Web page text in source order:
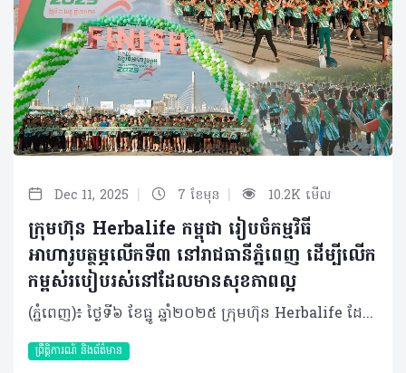
Dec 11, 2025 | 7 ខែមុន | 10.2K មើល
ក្រុមហ៊ុន Herbalife កម្ពុជា រៀបចំកម្មវិធី
អាហារូបត្ថម្ភលើកទី៣ នៅរាជធានីភ្នំពេញ ដើម្បីលើក
កម្ពស់របៀបរស់នៅដែលមានសុខភាពល្អ
(ភ្នំពេញ)៖ ថ្ងៃទី៦ ខែធ្នូ ឆ្នាំ២០២៥ ក្រុមហ៊ុន Herbalife ដែលជាក្រុមហ៊ុនសហគមន៍ និងវេទិកាភ្ជាប់ទំនាក់ទំនង លំដាប់ថ្នាក់ពិភពលោក ផ្នែកសុខភាព និងសុខុមាលភាព បានរៀបចំ កម្មវិធីអាហារូបត្ថម្ភលើកទី៣នៅលើទឹកដីកោះនរា រាជធានីភ្នំពេញ។ គំនិតផ្តួចផ្តើមនៃកម្មវិធីនេះ មានគោលបំណងបំពាក់បំប៉ន និងពង្រឹងនូវចំណេះដឹងចាំបាច់អំពីអាហារូបត្ថម្ភ និងតួនាទីដ៏សំខាន់របស់វាក្នុងសុខភាពទូទៅ និងសុខុមាលភាពប្រចាំថ្ងៃក៏ដូចជាចូលរួមលើកទឹកចិត្តឱ្យមានការទទួលយកនូវទម្លាប់រស់នៅដែលមានសុខភាពល្អ និងសកម្មផងដែរ។ កម្មវិធីអាហារូបត្ថម្ភលើកទី៣ នៅរាជធានីភ្នំពេញ បានទាក់ទាញអ្នកចូលរួមរាប់រយនាក់ ដែលក្នុងចំណោមពួកគេជាច្រើននាក់មានឱកាសទទួលបានការណែនាំអំពីអាហារូបត្ថម្ភ និងកាយសម្បទាផ្ទាល់ខ្លួនពីអ្នកជំនាញសុខភាព និងអាហារូបត្ថម្ភកំពូលៗ ក៏ដូចជាទទួលបានការប្រឹក្សាយោបល់ជាមួយគ្រូពេទ្យជំនាញដោយឥតគិតថ្លៃផងដែរ។ នៅក្នុងព្រឹត្តិការណ៍នេះ ក៏មានរួមបញ្ចូលនូវសកម្មភាពកំសាន្តសប្បាយៗជាច្រើនទៀតផងដែរ ដែលរួមមាន ការរត់លេងកម្សាន្ត 5K (5K Fun Run), ការទទួលទានអាហារក្រឡុកដោយឥតគិតថ្លៃ, ការរាំ Zumba, Experience Pass(បាល់ទាត់ខ្នាតតូច, បាល់ទាត់លើតុ, វាយសី, កីឡាបាល់បោះ), មាតិកាចែករំលែកអំពីសុខភាព (Doctor Talk) ដោយ លោកវេជ្ជបណ្ឌិត និត ប៊ុនតុងយី, ការពិគ្រោះយោបល់សុខភាពដោយឥតគិតថ្លៃពីវេជ្ជបណ្ឌិតមកពីមន្ទីរពេទ្យសកល និង ការ៉េម F1 ដែលធ្វើពីផលិតផល Formula 1 របស់យើងផ្ទាល់តែម្តង។ លើសពីនេះទៅទៀត ស្តង់បង្ហាញរបស់ក្រុមហ៊ុន Herbalife កម្ពុជា នៅក្នុងព្រឹត្តិការណ៍នេះបានជម្រុញការពិភាក្សា និងសកម្មភាពដែលផ្តោតលើសុខភាព និងអាហារូបត្ថម្ភ ដោយបានទាក់ទាញអ្នកចូលរួមយ៉ាងច្រើនកុះករ។ លោក Vu Van Thang ប្រធានចាត់ការទូទៅក្រុមហ៊ុន Herbalife ប្រចាំប្រទេសវៀតណាម និងកម្ពុជា បានថ្លែងថា៖ «យើងពិតជារីករាយខ្លាំងណាស់ដែលកម្មវិធីអាហារូបត្ថម្ភនៅរាជធានីភ្នំពេញបន្តទទួលបានការគាំទ្រយ៉ាងខ្លាំងពីសាធារណជន។ គំនិតផ្តួចផ្តើមនេះគឺជាសក្ខីភាពមួយទៀតចំពោះការប្តេជ្ញាចិត្តមិនរាថយរបស់យើងក្នុងការលើកកម្ពស់ស្មារតី សុខភាព និងសុខុមាលភាព និងសហគមន៍នៅក្នុងប្រទេសកម្ពុជា តាមរយៈការលើកទឹកចិត្តសាធារណជនឱ្យទទួលយកនូវរបៀបរស់នៅដែលមានសុខភាពល្អ និងសកម្ម។ ពួកយើងក៏មានមោទកភាពយ៉ាងរីករាយផងដែរ ដែលអ្នកចែកចាយឯករាជ្យ និងបុគ្គលិកទាំងអស់របស់យើងបានចូលរួមខ្នះខ្នែងយ៉ាងសកម្មនៅក្នុងព្រឹត្តិការណ៍នេះ»។ កម្មវិធីអាហារូបត្ថម្ភរបស់ក្រុមហ៊ុន Herbalife ត្រូវបានរៀបចំឡើងជាលើកដំបូងនៅក្នុងឆ្នាំ ២០២៣ ហើយក៏បានក្លាយជាព្រឹត្តិការណ៍សុខភាពសាធារណៈប្រចាំឆ្នាំមួយនៅក្នុងរាជធានីភ្នំពេញ ដែលទាក់ទាញការចូលរួមពីមនុស្សរាប់រយនាក់ទូទាំងប្រទេស។ អំពីក្រុមហ៊ុន Herbalife ក្រុមហ៊ុន Herbalife (NYSE: HLF) គឺជាក្រុមហ៊ុនសុខភាព និងសុខុមាលភាពឈានមុខគេ និងជាសហគមន៍ដែលកំពុងផ្លាស់ប្តូរជីវិតរបស់មនុស្សជាមួយនឹងផលិតផលអាហារូបត្ថម្ភដ៏អស្ចារ្យ និងជាឱកាសអាជីវកម្មសម្រាប់សមាជិកឯករាជ្យរបស់ខ្លួនចាប់តាំងពីឆ្នាំ 1980។ ក្រុមហ៊ុនផ្តល់ជូននូវផលិតផលដែលគាំទ្រដោយវិទ្យាសាស្រ្តដល់អ្នកប្រើប្រាស់នៅក្នុងទីផ្សារជាង 90។ តាមរយៈសមាជិកឯករាជ្យដែលផ្តល់ជូននូវការបណ្តុះបណ្តាលមួយទល់មួយ និងផ្តល់ការគាំទ្រសហគមន៍ដោយបំផុសគំនិតឱ្យអតិថិជនប្រកាន់ខ្ជាប់នូវរបៀបរស់នៅដែលមានភាពសកម្ម។
ព្រឹត្តិការណ៍ និងព័ត៌មាន